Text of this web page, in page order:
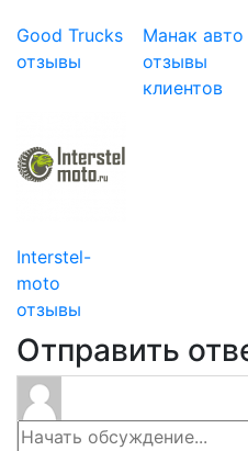
Good Trucks
отзывы
Манак авто
отзывы
клиентов
Interstel-
moto
отзывы
Отправить